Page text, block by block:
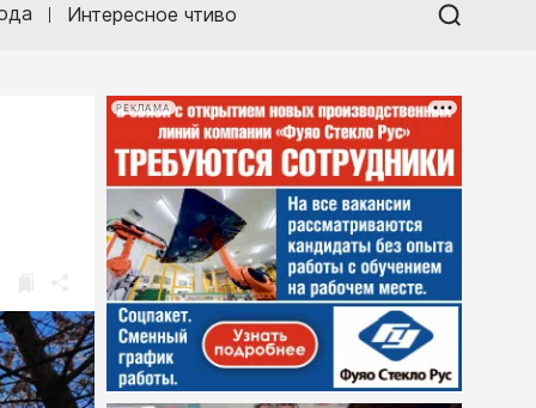
Интересное чтиво
РЕКЛАМА